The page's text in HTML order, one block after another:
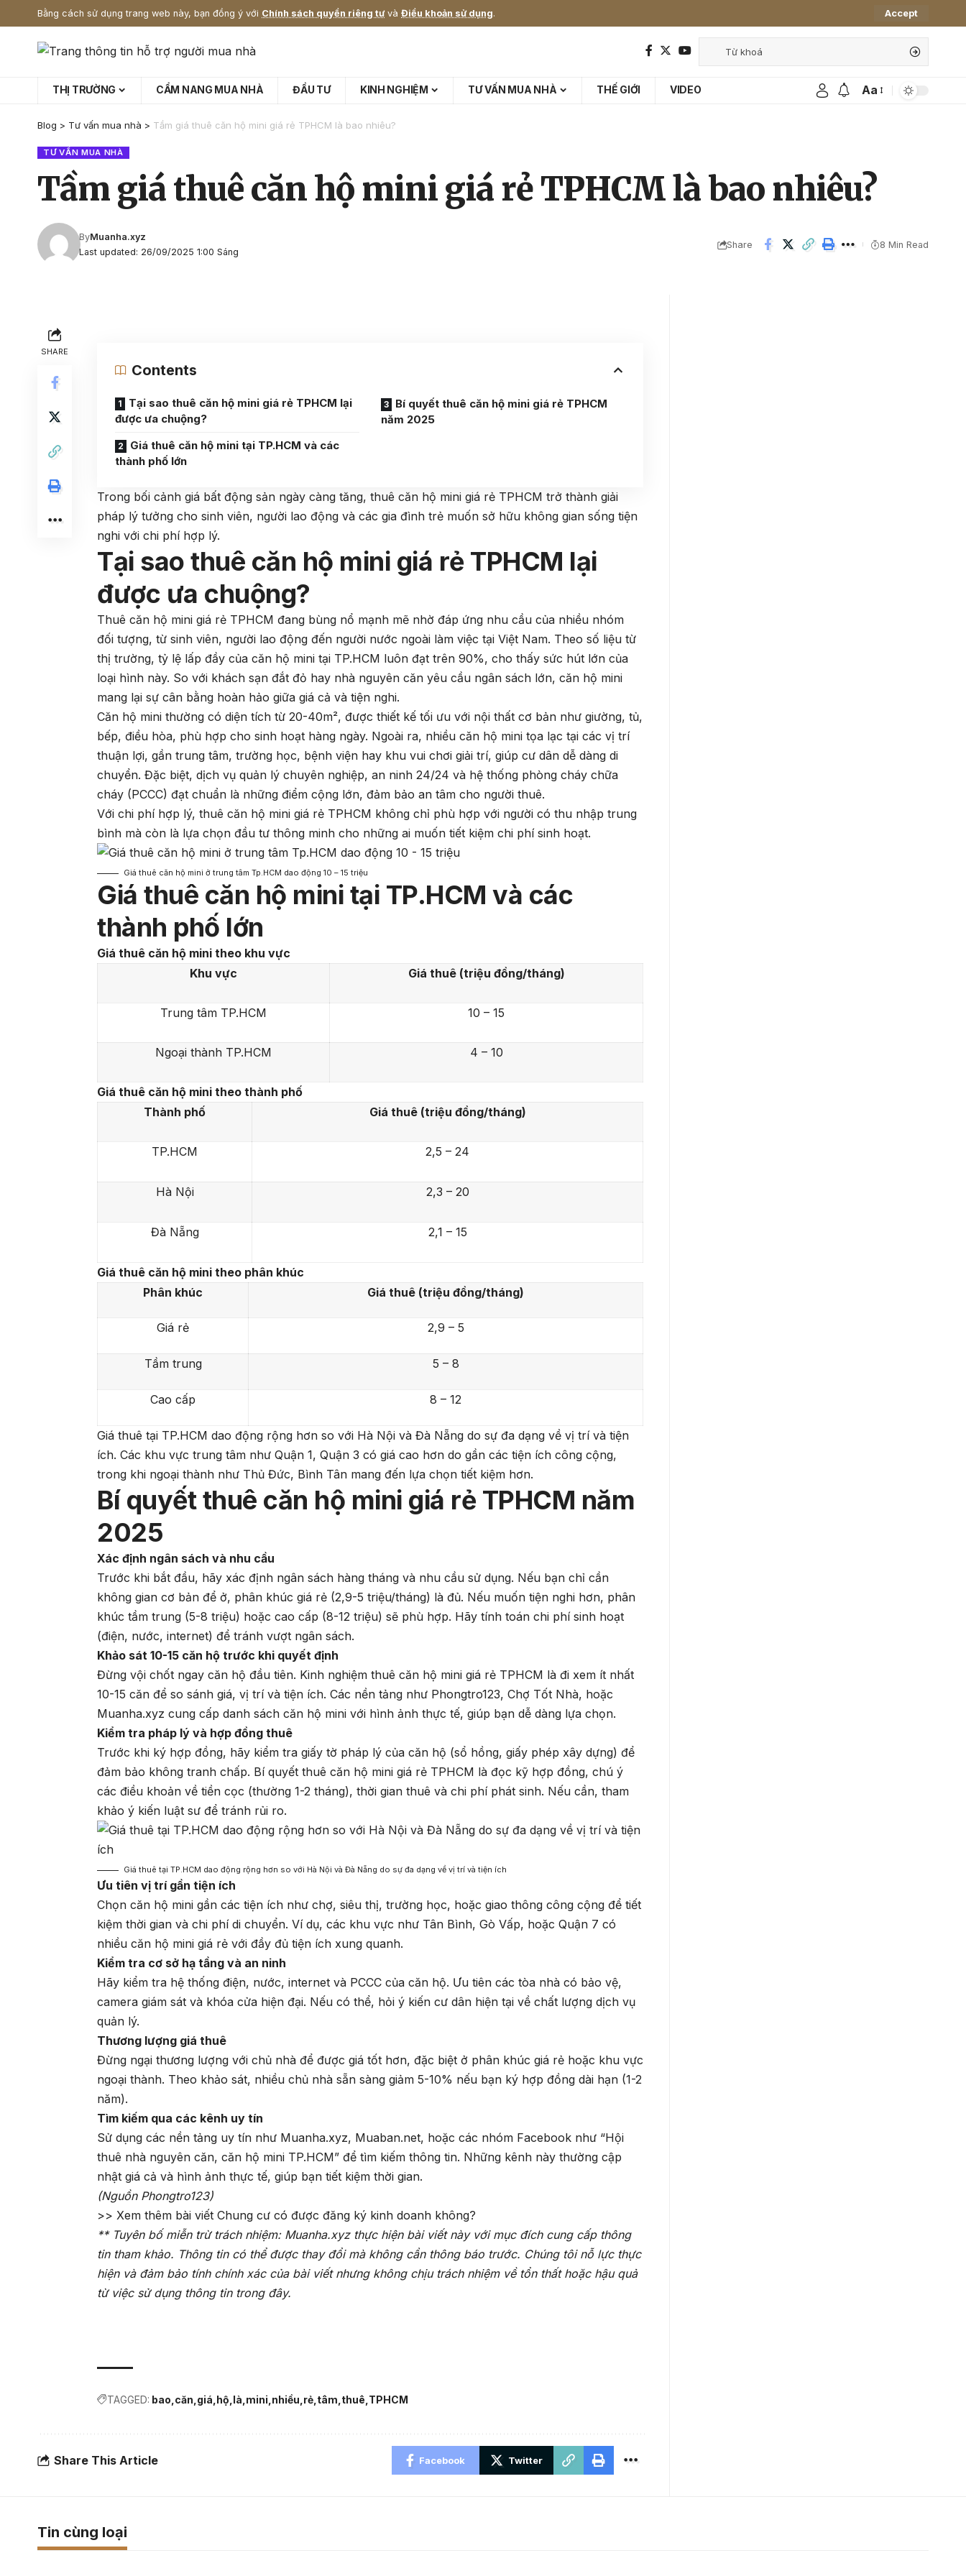
Bằng cách sử dụng trang web này, bạn đồng ý với Chính sách quyền riêng tưvà Điều khoản sử dụng. Accept
THỊ TRƯỜNG CẨM NANG MUA NHÀ ĐẦU TƯ KINH NGHIỆM TƯ VẤN MUA NHÀ THẾ GIỚI VIDEO Aa
Blog > Tư vấn mua nhà > Tầm giá thuê căn hộ mini giá rẻ TPHCM là bao nhiêu?
TƯ VẤN MUA NHÀ
Tầm giá thuê căn hộ mini giá rẻ TPHCM là bao nhiêu?
Last updated: 26/09/2025 1:00 Sáng
ByMuanha.xyz
Share 8 Min Read
SHARE
Contents
Tại sao thuê căn hộ mini giá rẻ TPHCM lại
được ưa chuộng?
Giá thuê căn hộ mini tại TP.HCM và các
thành phố lớn
Bí quyết thuê căn hộ mini giá rẻ TPHCM
năm 2025
Trong bối cảnh giá bất động sản ngày càng tăng, thuê căn hộ mini giá rẻ TPHCM trở thành giải
pháp lý tưởng cho sinh viên, người lao động và các gia đình trẻ muốn sở hữu không gian sống tiện
nghi với chi phí hợp lý.
Tại sao thuê căn hộ mini giá rẻ TPHCM lại
được ưa chuộng?
Thuê căn hộ mini giá rẻ TPHCM đang bùng nổ mạnh mẽ nhờ đáp ứng nhu cầu của nhiều nhóm
đối tượng, từ sinh viên, người lao động đến người nước ngoài làm việc tại Việt Nam. Theo số liệu từ
thị trường, tỷ lệ lấp đầy của căn hộ mini tại TP.HCM luôn đạt trên 90%, cho thấy sức hút lớn của
loại hình này. So với khách sạn đắt đỏ hay nhà nguyên căn yêu cầu ngân sách lớn, căn hộ mini
mang lại sự cân bằng hoàn hảo giữa giá cả và tiện nghi.
Căn hộ mini thường có diện tích từ 20-40m², được thiết kế tối ưu với nội thất cơ bản như giường, tủ,
bếp, điều hòa, phù hợp cho sinh hoạt hàng ngày. Ngoài ra, nhiều căn hộ mini tọa lạc tại các vị trí
thuận lợi, gần trung tâm, trường học, bệnh viện hay khu vui chơi giải trí, giúp cư dân dễ dàng di
chuyển. Đặc biệt, dịch vụ quản lý chuyên nghiệp, an ninh 24/24 và hệ thống phòng cháy chữa
cháy (PCCC) đạt chuẩn là những điểm cộng lớn, đảm bảo an tâm cho người thuê.
Với chi phí hợp lý, thuê căn hộ mini giá rẻ TPHCM không chỉ phù hợp với người có thu nhập trung
bình mà còn là lựa chọn đầu tư thông minh cho những ai muốn tiết kiệm chi phí sinh hoạt.
Giá thuê căn hộ mini ở trung tâm Tp.HCM dao động 10 – 15 triệu
Giá thuê căn hộ mini tại TP.HCM và các
thành phố lớn
Giá thuê căn hộ mini theo khu vực
Khu vực
Giá thuê (triệu đồng/tháng)
Trung tâm TP.HCM 10 – 15
Ngoại thành TP.HCM 4 – 10
Giá thuê căn hộ mini theo thành phố
Thành phố
Giá thuê (triệu đồng/tháng)
TP.HCM 2,5 – 24
Hà Nội 2,3 – 20
Đà Nẵng 2,1 – 15
Giá thuê căn hộ mini theo phân khúc
Phân khúc
Giá thuê (triệu đồng/tháng)
Giá rẻ 2,9 – 5
Tầm trung 5 – 8
Cao cấp 8 – 12
Giá thuê tại TP.HCM dao động rộng hơn so với Hà Nội và Đà Nẵng do sự đa dạng về vị trí và tiện
ích. Các khu vực trung tâm như Quận 1, Quận 3 có giá cao hơn do gần các tiện ích công cộng,
trong khi ngoại thành như Thủ Đức, Bình Tân mang đến lựa chọn tiết kiệm hơn.
Bí quyết thuê căn hộ mini giá rẻ TPHCM năm
2025
Xác định ngân sách và nhu cầu
Trước khi bắt đầu, hãy xác định ngân sách hàng tháng và nhu cầu sử dụng. Nếu bạn chỉ cần
không gian cơ bản để ở, phân khúc giá rẻ (2,9-5 triệu/tháng) là đủ. Nếu muốn tiện nghi hơn, phân
khúc tầm trung (5-8 triệu) hoặc cao cấp (8-12 triệu) sẽ phù hợp. Hãy tính toán chi phí sinh hoạt
(điện, nước, internet) để tránh vượt ngân sách.
Khảo sát 10-15 căn hộ trước khi quyết định
Đừng vội chốt ngay căn hộ đầu tiên. Kinh nghiệm thuê căn hộ mini giá rẻ TPHCM là đi xem ít nhất
10-15 căn để so sánh giá, vị trí và tiện ích. Các nền tảng như Phongtro123, Chợ Tốt Nhà, hoặc
Muanha.xyz cung cấp danh sách căn hộ mini với hình ảnh thực tế, giúp bạn dễ dàng lựa chọn.
Kiểm tra pháp lý và hợp đồng thuê
Trước khi ký hợp đồng, hãy kiểm tra giấy tờ pháp lý của căn hộ (sổ hồng, giấy phép xây dựng) để
đảm bảo không tranh chấp. Bí quyết thuê căn hộ mini giá rẻ TPHCM là đọc kỹ hợp đồng, chú ý
các điều khoản về tiền cọc (thường 1-2 tháng), thời gian thuê và chi phí phát sinh. Nếu cần, tham
khảo ý kiến luật sư để tránh rủi ro.
Giá thuê tại TP.HCM dao động rộng hơn so với Hà Nội và Đà Nẵng do sự đa dạng về vị trí và tiện ích
Ưu tiên vị trí gần tiện ích
Chọn căn hộ mini gần các tiện ích như chợ, siêu thị, trường học, hoặc giao thông công cộng để tiết
kiệm thời gian và chi phí di chuyển. Ví dụ, các khu vực như Tân Bình, Gò Vấp, hoặc Quận 7 có
nhiều căn hộ mini giá rẻ với đầy đủ tiện ích xung quanh.
Kiểm tra cơ sở hạ tầng và an ninh
Hãy kiểm tra hệ thống điện, nước, internet và PCCC của căn hộ. Ưu tiên các tòa nhà có bảo vệ,
camera giám sát và khóa cửa hiện đại. Nếu có thể, hỏi ý kiến cư dân hiện tại về chất lượng dịch vụ
quản lý.
Thương lượng giá thuê
Đừng ngại thương lượng với chủ nhà để được giá tốt hơn, đặc biệt ở phân khúc giá rẻ hoặc khu vực
ngoại thành. Theo khảo sát, nhiều chủ nhà sẵn sàng giảm 5-10% nếu bạn ký hợp đồng dài hạn (1-2
năm).
Tìm kiếm qua các kênh uy tín
Sử dụng các nền tảng uy tín như Muanha.xyz, Muaban.net, hoặc các nhóm Facebook như “Hội
thuê nhà nguyên căn, căn hộ mini TP.HCM” để tìm kiếm thông tin. Những kênh này thường cập
nhật giá cả và hình ảnh thực tế, giúp bạn tiết kiệm thời gian.
(Nguồn Phongtro123)
>> Xem thêm bài viết Chung cư có được đăng ký kinh doanh không?
** Tuyên bố miễn trừ trách nhiệm: Muanha.xyz thực hiện bài viết này với mục đích cung cấp thông
tin tham khảo. Thông tin có thể được thay đổi mà không cần thông báo trước. Chúng tôi nỗ lực thực
hiện và đảm bảo tính chính xác của bài viết nhưng không chịu trách nhiệm về tổn thất hoặc hậu quả
từ việc sử dụng thông tin trong đây.
TAGGED: bao căn giá hộ là mini nhiều rẻ tâm thuê TPHCM
Share This Article Facebook Twitter
Tin cùng loại